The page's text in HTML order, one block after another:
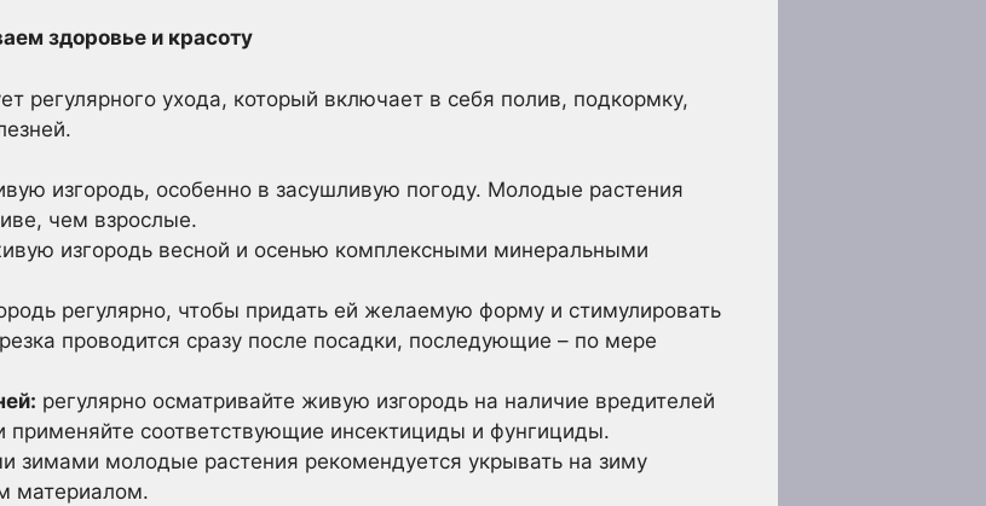
здоровье и красоту
регулярного ухода, который включает в себя полив, подкормку,
изгородь, особенно в засушливую погоду. Молодые растения
чем взрослые.
изгородь весной и осенью комплексными минеральными
регулярно, чтобы придать ей желаемую форму и стимулировать
проводится сразу после посадки, последующие – по мере
регулярно осматривайте живую изгородь на наличие вредителей
применяйте соответствующие инсектициды и фунгициды.
зимами молодые растения рекомендуется укрывать на зиму
материалом.